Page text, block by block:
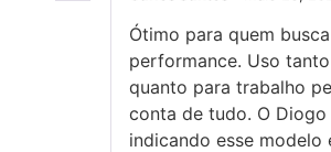
Ótimo para quem
performance. Uso
quanto para trabalho
conta de tudo. O Diogo
indicando esse